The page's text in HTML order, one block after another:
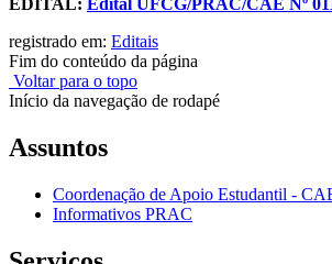
EDITAL: Edital UFCG/PRAC/CAE Nº
registrado em: Editais
Fim do conteúdo da página
Voltar para o topo
Início da navegação de rodapé
Assuntos
Coordenação de Apoio Estudantil -
Informativos PRAC